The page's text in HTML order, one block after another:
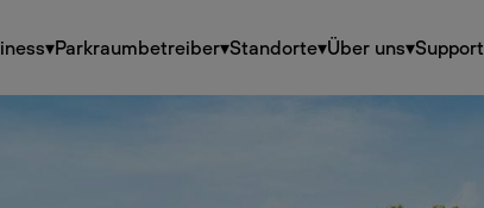
▾Parkraumbetreiber▾Standorte▾Über uns▾Support